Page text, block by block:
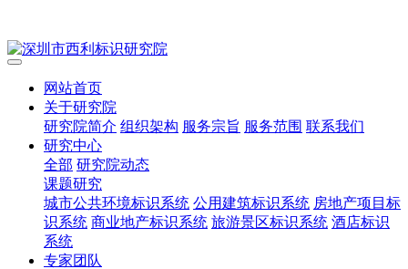
网站首页
关于研究院
研究院简介 组织架构 服务宗旨 服务范围 联系我们
研究中心
全部 研究院动态
课题研究
城市公共环境标识系统 公用建筑标识系统 房地产项目标
识系统 商业地产标识系统 旅游景区标识系统 酒店标识
系统
专家团队